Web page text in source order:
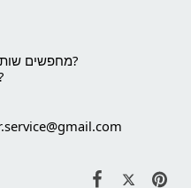
מחפשים שותף שיביא את הטכנולוגיה הזו אליכם?
מחפשים